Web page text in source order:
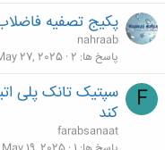
پکیج تصفیه
nahraab
پاسخ ها 2
27, 2025
F
سپتیک تانک پلی
کند
farabsanaat